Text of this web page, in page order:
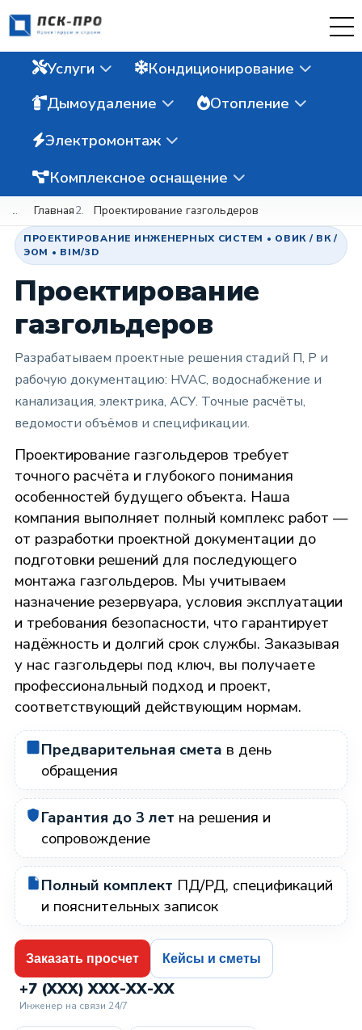
Услуги
Кондиционирование
Дымоудаление
Отопление
Электромонтаж
Комплексное оснащение
Главная Проектирование газгольдеров
ПРОЕКТИРОВАНИЕ ИНЖЕНЕРНЫХ СИСТЕМ • ОВИК / ВК /
ЭОМ • BIM/3D
Проектирование
газгольдеров
Разрабатываем проектные решения стадий П, Р и
рабочую документацию: HVAC, водоснабжение и
канализация, электрика, АСУ. Точные расчёты,
ведомости объёмов и спецификации.
Проектирование газгольдеров требует
точного расчёта и глубокого понимания
особенностей будущего объекта. Наша
компания выполняет полный комплекс работ —
от разработки проектной документации до
подготовки решений для последующего
монтажа газгольдеров. Мы учитываем
назначение резервуара, условия эксплуатации
и требования безопасности, что гарантирует
надёжность и долгий срок службы. Заказывая
у нас газгольдеры под ключ, вы получаете
профессиональный подход и проект,
соответствующий действующим нормам.
Предварительная смета в день
обращения
Гарантия до 3 лет на решения и
сопровождение
Полный комплект ПД/РД, спецификаций
и пояснительных записок
Заказать просчет Кейсы и сметы
+7 (XXX) XXX-XX-XX
Инженер на связи 24/7